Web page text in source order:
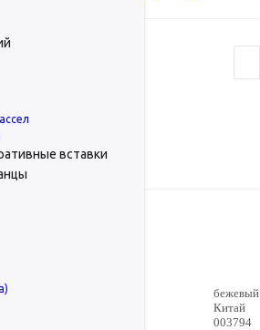
вставки
бежевый
Китай
003794